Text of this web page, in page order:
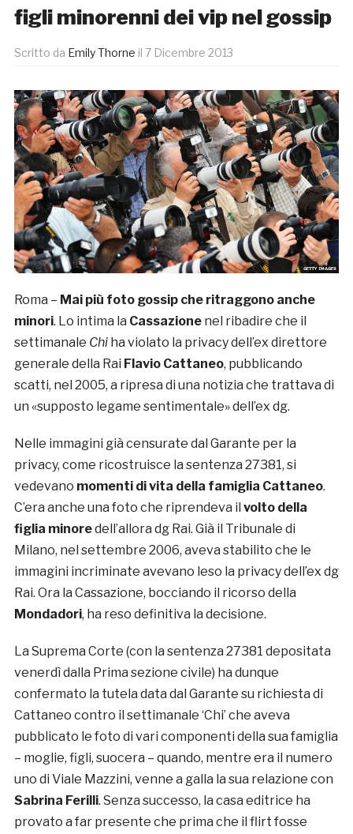
figli minorenni dei vip nel gossip
Scritto da Emily Thorne il 7 Dicembre 2013
Roma – Mai più foto gossip che ritraggono anche
minori. Lo intima la Cassazionenel ribadire che il
settimanale Chiha violato la privacy dell’ex direttore
generale della Rai Flavio Cattaneo, pubblicando
scatti, nel 2005, a ripresa di una notizia che trattava di
un «supposto legame sentimentale» dell’ex dg.
Nelle immagini già censurate dal Garante per la
privacy, come ricostruisce la sentenza 27381, si
vedevano momenti di vita della famiglia Cattaneo.
C’era anche una foto che riprendeva il volto della
figlia minoredell’allora dg Rai. Già il Tribunale di
Milano, nel settembre 2006, aveva stabilito che le
immagini incriminate avevano leso la privacy dell’ex dg
Rai. Ora la Cassazione, bocciando il ricorso della
Mondadori, ha reso definitiva la decisione.
La Suprema Corte (con la sentenza 27381 depositata
venerdì dalla Prima sezione civile) ha dunque
confermato la tutela data dal Garante su richiesta di
Cattaneo contro il settimanale ‘Chi’ che aveva
pubblicato le foto di vari componenti della sua famiglia
– moglie, figli, suocera – quando, mentre era il numero
uno di Viale Mazzini, venne a galla la sua relazione con
Sabrina Ferilli. Senza successo, la casa editrice ha
provato a far presente che prima che il flirt fosse